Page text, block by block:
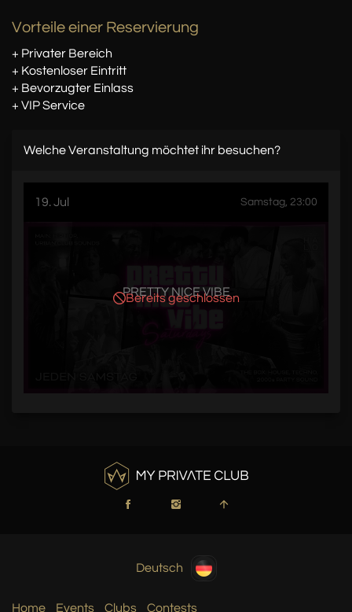
Vorteile einer Reservierung
+ Privater Bereich
+ Kostenloser Eintritt
+ Bevorzugter Einlass
+ VIP Service
Welche Veranstaltung möchtet ihr besuchen?
19. Jul Samstag, 23:00
PRETTY NICE VIBE
Bereits geschlossen
Deutsch
Home Events Clubs Contests